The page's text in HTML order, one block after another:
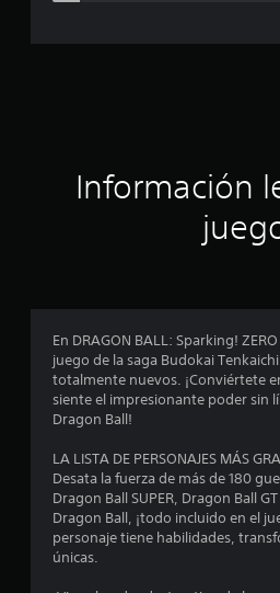
Información
En DRAGON BALL: Sparking!
juego de la saga Budokai
totalmente nuevos. ¡Conviértete
siente el impresionante poder sin
Dragon Ball!
LA LISTA DE PERSONAJES MÁS
Desata la fuerza de más de 180
Dragon Ball SUPER, Dragon Ball
Dragon Ball, ¡todo incluido en el
personaje tiene habilidades,
únicas.